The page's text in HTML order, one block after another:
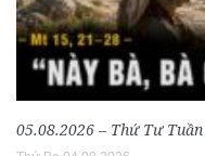
05.08.2026 – Thứ Tư